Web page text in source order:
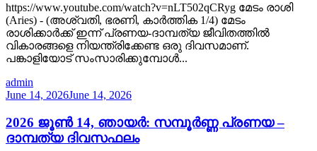
https://www.youtube.com/watch?v=nLT502qCRyg മേടം രാശി
(Aries) - (അശ്വതി, ഭരണി, കാർത്തിക 1/4) മേടം
രാശിക്കാർക്ക് ഇന്ന് പ്രണയ-ദാമ്പത്യ ജീവിതത്തിൽ
വികാരങ്ങളെ നിയന്ത്രിക്കേണ്ട ഒരു ദിവസമാണ്.
പങ്കാളിയോട് സംസാരിക്കുമ്പോൾ...
admin
June 14, 2026June 14, 2026
2026 ജൂൺ 14, ഞായർ: സമ്പൂർണ്ണ പ്രണയ –
ദാമ്പത്യ ദിവസഫലം